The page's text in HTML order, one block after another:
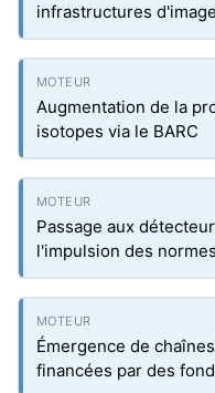
infrastructures
Augmentation de la
isotopes via le BARC
Passage aux
l'impulsion des
Émergence de
financées par des